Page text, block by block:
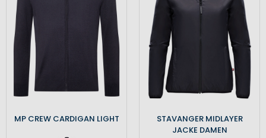
MP CREW CARDIGAN LIGHT
STAVANGER MIDLAYER
JACKE DAMEN